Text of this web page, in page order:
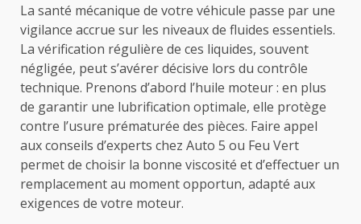
La santé mécanique de votre véhicule passe par une
vigilance accrue sur les niveaux de fluides essentiels.
La vérification régulière de ces liquides, souvent
négligée, peut s’avérer décisive lors du contrôle
technique. Prenons d’abord l’huile moteur : en plus
de garantir une lubrification optimale, elle protège
contre l’usure prématurée des pièces. Faire appel
aux conseils d’experts chez Auto 5 ou Feu Vert
permet de choisir la bonne viscosité et d’effectuer un
remplacement au moment opportun, adapté aux
exigences de votre moteur.